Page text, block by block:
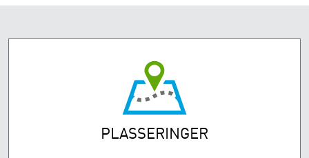
PLASSERINGER